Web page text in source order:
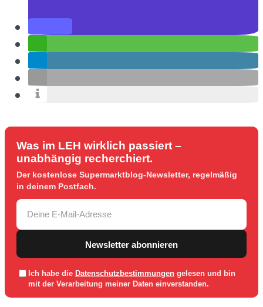
Was im LEH wirklich passiert –
unabhängig recherchiert.
Der kostenlose Supermarktblog-Newsletter, regelmäßig
in deinem Postfach.
Newsletter abonnieren
Ich habe die Datenschutzbestimmungen gelesen und bin
mit der Verarbeitung meiner Daten einverstanden.